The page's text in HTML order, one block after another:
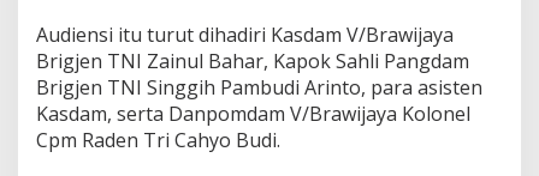
Audiensi itu turut dihadiri Kasdam V/Brawijaya
Brigjen TNI Zainul Bahar, Kapok Sahli Pangdam
Brigjen TNI Singgih Pambudi Arinto, para asisten
Kasdam, serta Danpomdam V/Brawijaya Kolonel
Cpm Raden Tri Cahyo Budi.